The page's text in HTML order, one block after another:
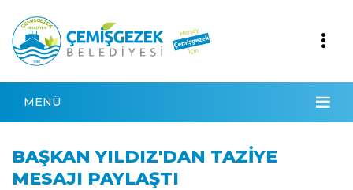
MENÜ
BAŞKAN YILDIZ'DAN TAZİYE
MESAJI PAYLAŞTI